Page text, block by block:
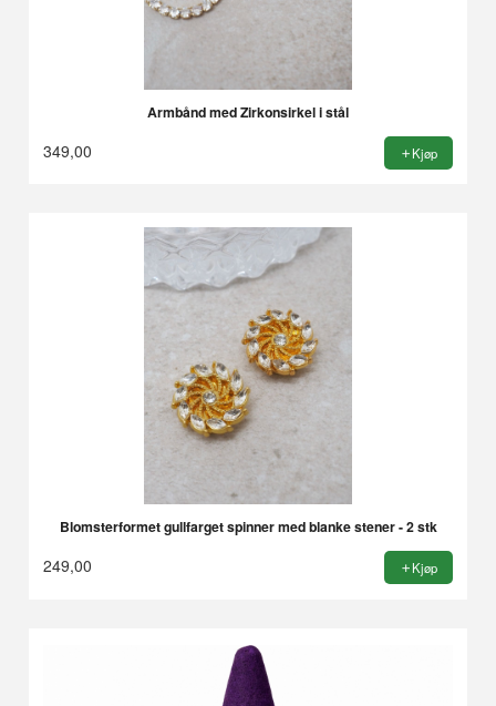
Armbånd med Zirkonsirkel i stål
349,00 Kjøp
Blomsterformet gullfarget spinner med blanke stener - 2 stk
249,00 Kjøp